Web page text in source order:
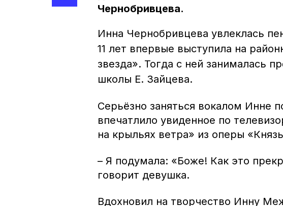
Чернобривцева.
Инна Чернобривцева увлеклась
11 лет впервые выступила на
звезда». Тогда с ней занималась
школы Е. Зайцева.
Серьёзно заняться вокалом Инне
впечатлило увиденное по
на крыльях ветра» из оперы
– Я подумала: «Боже! Как это
говорит девушка.
Вдохновил на творчество Инну